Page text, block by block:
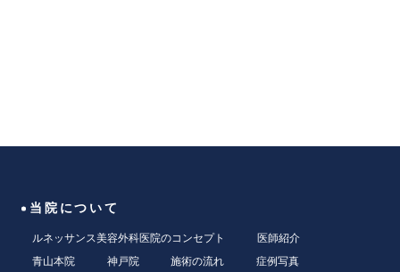
当院について
ルネッサンス美容外科医院のコンセプト
医師紹介
青山本院
神戸院 施術の流れ
症例写真